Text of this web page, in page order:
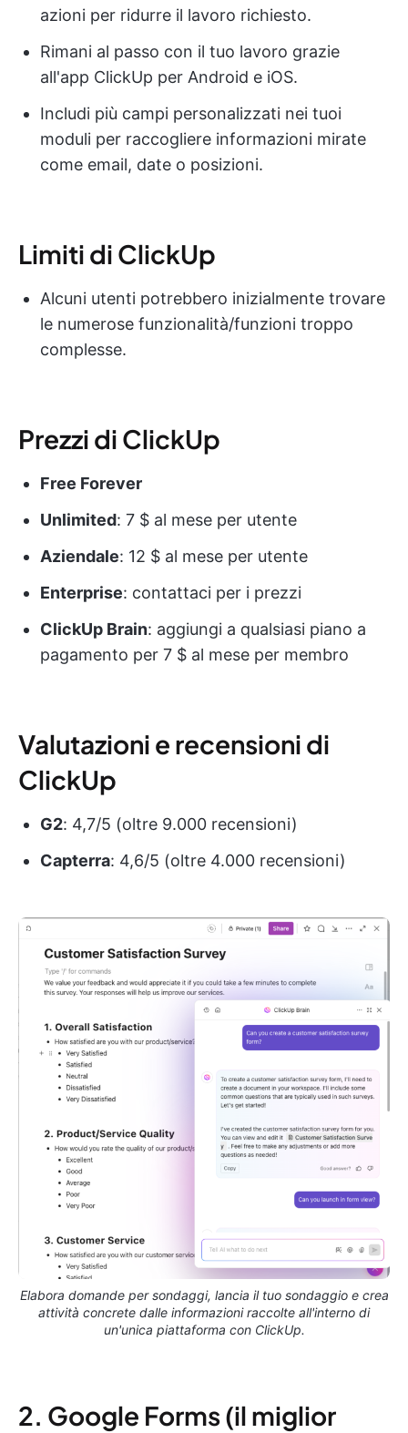
azioni per ridurre il lavoro richiesto.
Rimani al passo con il tuo lavoro grazie
all'app ClickUp per Android e iOS.
Includi più campi personalizzati nei tuoi
moduli per raccogliere informazioni mirate
come email, date o posizioni.
Limiti di ClickUp
Alcuni utenti potrebbero inizialmente trovare
le numerose funzionalità/funzioni troppo
complesse.
Prezzi di ClickUp
Free Forever
Unlimited: 7 $ al mese per utente
Aziendale: 12 $ al mese per utente
Enterprise: contattaci per i prezzi
ClickUp Brain: aggiungi a qualsiasi piano a
pagamento per 7 $ al mese per membro
Valutazioni e recensioni di
ClickUp
G2: 4,7/5 (oltre 9.000 recensioni)
Capterra: 4,6/5 (oltre 4.000 recensioni)
Elabora domande per sondaggi, lancia il tuo sondaggio e crea
attività concrete dalle informazioni raccolte all'interno di
un'unica piattaforma con ClickUp.
2. Google Forms (il miglior